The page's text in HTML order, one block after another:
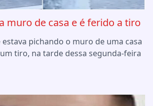
muro de casa e é ferido a tiro
pichando o muro de uma casa
tiro, na tarde dessa segunda-feira